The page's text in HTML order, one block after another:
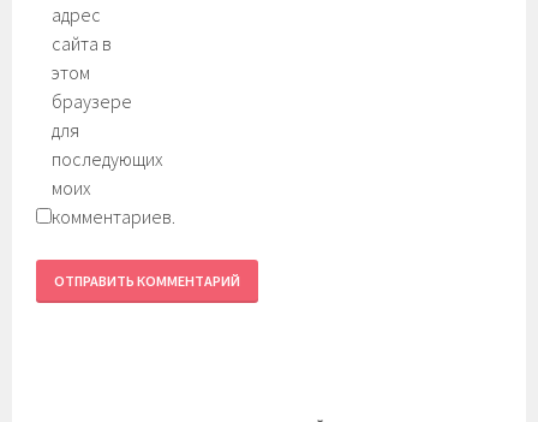
адрес
сайта в
этом
браузере
для
последующих
моих
комментариев.